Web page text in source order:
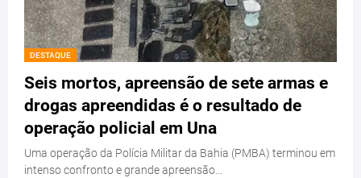
DESTAQUE
Seis mortos, apreensão de sete armas e
drogas apreendidas é o resultado de
operação policial em Una
Uma operação da Polícia Militar da Bahia (PMBA) terminou em
intenso confronto e grande apreensão…